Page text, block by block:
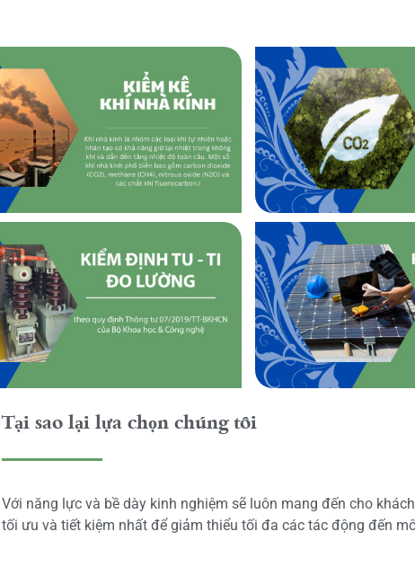
Tại sao lại lựa chọn chúng tôi
Với năng lực và bề dày kinh nghiệm sẽ luôn mang đến cho
tối ưu và tiết kiệm nhất để giảm thiểu tối đa các tác động đến